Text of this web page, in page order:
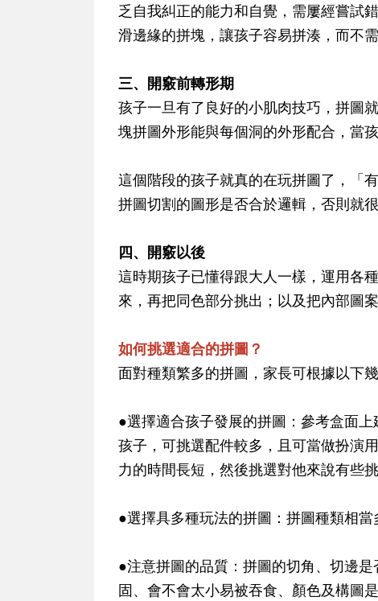
乏自我糾正的能力和自覺，需屢經嘗試
滑邊緣的拼塊，讓孩子容易拼湊，而不
三、開竅前轉形期
孩子一旦有了良好的小肌肉技巧，拼圖
塊拼圖外形能與每個洞的外形配合，當
這個階段的孩子就真的在玩拼圖了，「
拼圖切割的圖形是否合於邏輯，否則就
四、開竅以後
這時期孩子已懂得跟大人一樣，運用各
來，再把同色部分挑出；以及把內部圖
如何挑選適合的拼圖？
面對種類繁多的拼圖，家長可根據以下
●選擇適合孩子發展的拼圖：參考盒面
孩子，可挑選配件較多，且可當做扮演
力的時間長短，然後挑選對他來說有些
●選擇具多種玩法的拼圖：拼圖種類相當
●注意拼圖的品質：拼圖的切角、切邊
固、會不會太小易被吞食、顏色及構圖